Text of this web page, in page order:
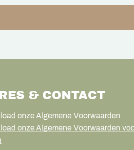
& CONTACT
onze Algemene Voorwaarden
onze Algemene Voorwaarden